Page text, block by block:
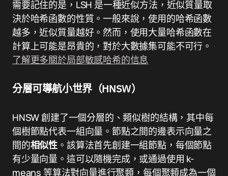
需要記住的是，LSH 是一種近似方法，近似質量取
決於哈希函數的性質。一般來說，使用的哈希函數
越多，近似質量越好。然而，使用大量哈希函數在
計算上可能是昂貴的，對於大數據集可能不可行。
了解更多關於局部敏感哈希的信息
分層可導航小世界（HNSW）
HNSW 創建了一個分層的、類似樹的結構，其中每
個樹節點代表一組向量。節點之間的邊表示向量之
間的相似性 。該算法首先創建一組節點，每個節點
有少量向量。這可以隨機完成，或通過使用 k-
means 等算法對向量進行聚類，每個聚類成為一個